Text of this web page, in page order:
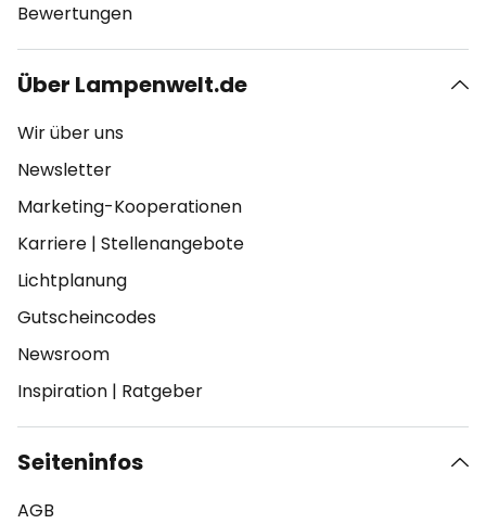
Bewertungen
Über Lampenwelt.de
Wir über uns
Newsletter
Marketing-Kooperationen
Karriere | Stellenangebote
Lichtplanung
Gutscheincodes
Newsroom
Inspiration | Ratgeber
Seiteninfos
AGB